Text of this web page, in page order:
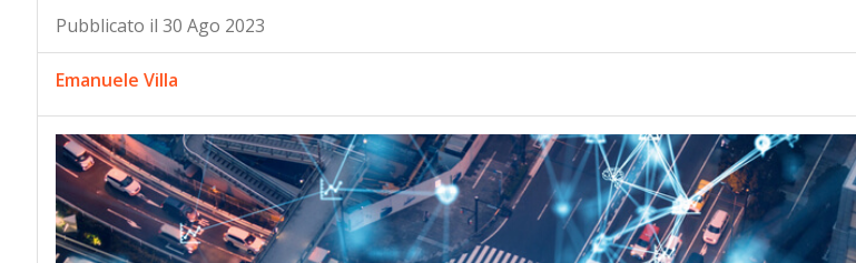
Pubblicato il 30 Ago 2023
Emanuele Villa